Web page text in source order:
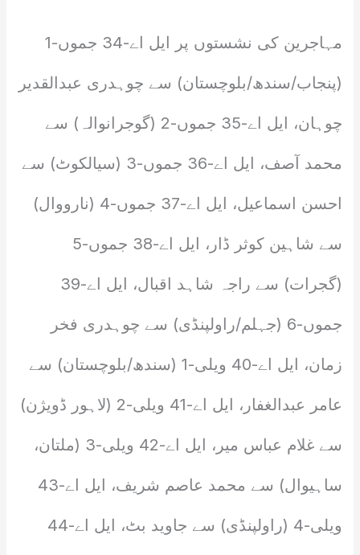
مہاجرین کی نشستوں پر ایل اے-34 جموں-1
(پنجاب/سندھ/بلوچستان) سے چوہدری عبدالقدیر
چوہان، ایل اے-35 جموں-2 (گوجرانوالہ) سے
محمد آصف، ایل اے-36 جموں-3 (سیالکوٹ) سے
احسن اسماعیل، ایل اے-37 جموں-4 (نارووال)
سے شاہین کوثر ڈار، ایل اے-38 جموں-5
(گجرات) سے راجہ شاہد اقبال، ایل اے-39
جموں-6 (جہلم/راولپنڈی) سے چوہدری فخر
زمان، ایل اے-40 ویلی-1 (سندھ/بلوچستان) سے
عامر عبدالغفار، ایل اے-41 ویلی-2 (لاہور ڈویژن)
سے غلام عباس میر، ایل اے-42 ویلی-3 (ملتان،
ساہیوال) سے محمد عاصم شریف، ایل اے-43
ویلی-4 (راولپنڈی) سے جاوید بٹ، ایل اے-44